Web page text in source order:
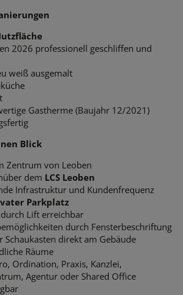
2026 professionell geschliffen und
weiß ausgemalt
Gastherme (Baujahr 12/2021)
Blick
Zentrum von Leoben
dem LCS Leoben
Infrastruktur und Kundenfrequenz
Parkplatz
Lift erreichbar
durch Fensterbeschriftung
Schaukasten direkt am Gebäude
Räume
Ordination, Praxis, Kanzlei,
Agentur oder Shared Office